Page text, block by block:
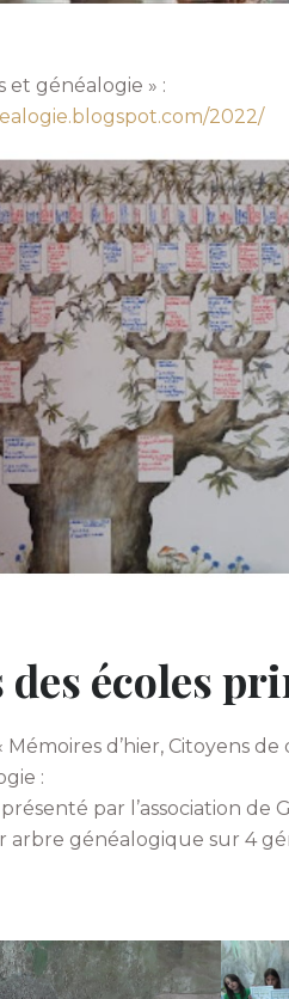
et généalogie » :
2022/
des écoles
Mémoires d’hier, Citoyens
:
présenté par l’association de
arbre généalogique sur 4